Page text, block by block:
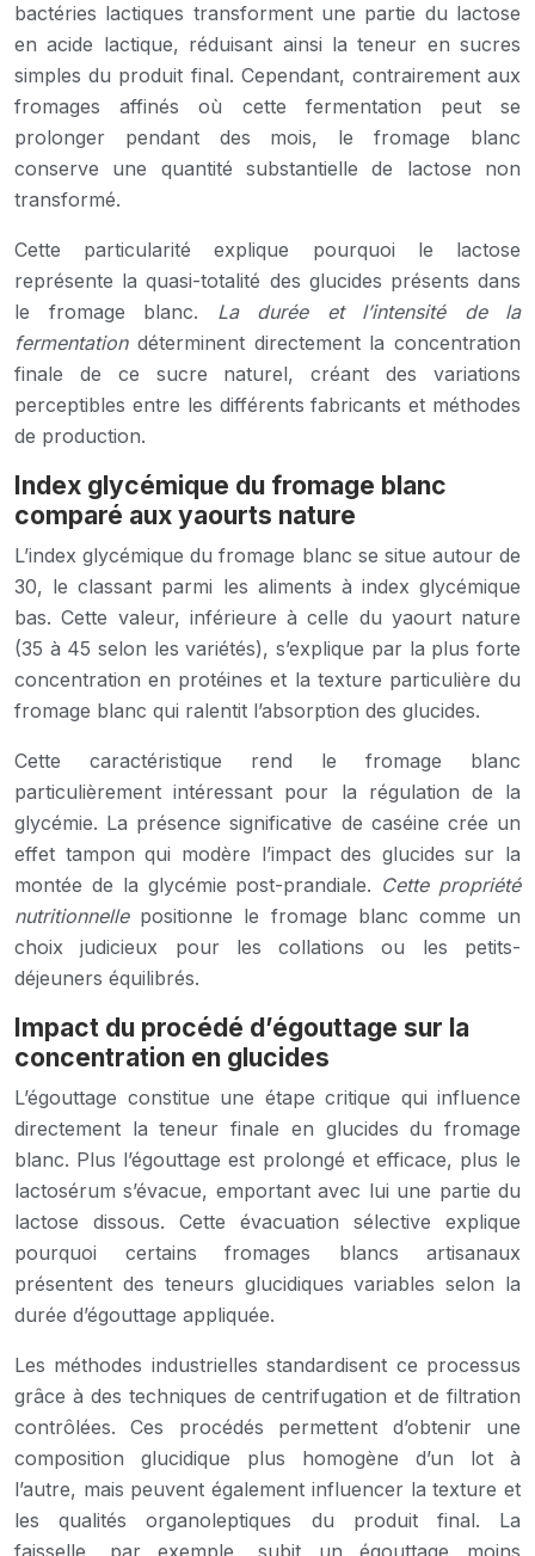
bactéries lactiques transforment une partie du lactose
en acide lactique, réduisant ainsi la teneur en sucres
simples du produit final. Cependant, contrairement aux
fromages affinés où cette fermentation peut se
prolonger pendant des mois, le fromage blanc
conserve une quantité substantielle de lactose non
transformé.
Cette particularité explique pourquoi le lactose
représente la quasi-totalité des glucides présents dans
le fromage blanc. La durée et l’intensité de la
fermentation déterminent directement la concentration
finale de ce sucre naturel, créant des variations
perceptibles entre les différents fabricants et méthodes
de production.
Index glycémique du fromage blanc
comparé aux yaourts nature
L’index glycémique du fromage blanc se situe autour de
30, le classant parmi les aliments à index glycémique
bas. Cette valeur, inférieure à celle du yaourt nature
(35 à 45 selon les variétés), s’explique par la plus forte
concentration en protéines et la texture particulière du
fromage blanc qui ralentit l’absorption des glucides.
Cette caractéristique rend le fromage blanc
particulièrement intéressant pour la régulation de la
glycémie. La présence significative de caséine crée un
effet tampon qui modère l’impact des glucides sur la
montée de la glycémie post-prandiale. Cette propriété
nutritionnelle positionne le fromage blanc comme un
choix judicieux pour les collations ou les petits-
déjeuners équilibrés.
Impact du procédé d’égouttage sur la
concentration en glucides
L’égouttage constitue une étape critique qui influence
directement la teneur finale en glucides du fromage
blanc. Plus l’égouttage est prolongé et efficace, plus le
lactosérum s’évacue, emportant avec lui une partie du
lactose dissous. Cette évacuation sélective explique
pourquoi certains fromages blancs artisanaux
présentent des teneurs glucidiques variables selon la
durée d’égouttage appliquée.
Les méthodes industrielles standardisent ce processus
grâce à des techniques de centrifugation et de filtration
contrôlées. Ces procédés permettent d’obtenir une
composition glucidique plus homogène d’un lot à
l’autre, mais peuvent également influencer la texture et
les qualités organoleptiques du produit final. La